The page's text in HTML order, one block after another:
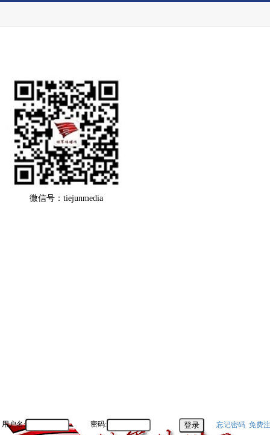
微信号：tiejunmedia
用户名: 密码: 忘记密码 免费